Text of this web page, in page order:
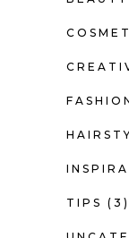
TIPS (3)